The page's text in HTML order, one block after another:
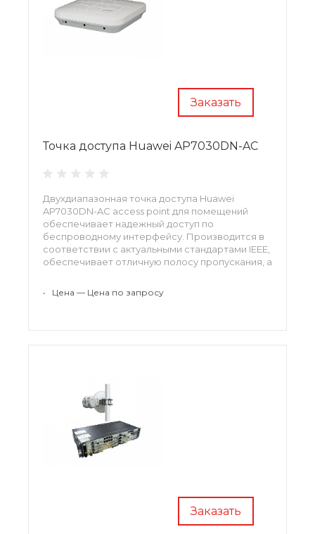
Заказать
Точка доступа Huawei AP7030DN-AC
Двухдиапазонная точка доступа Huawei
AP7030DN-AC access point для помещений
обеспечивает надежный доступ по
беспроводному интерфейсу. Производится в
соответствии с актуальными стандартами IEEE,
обеспечивает отличную полосу пропускания, а
• Цена — Цена по запросу
Заказать